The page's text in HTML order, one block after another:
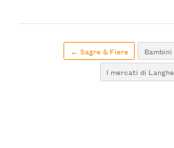
← Sagre & Fiere Bambini
I mercati di